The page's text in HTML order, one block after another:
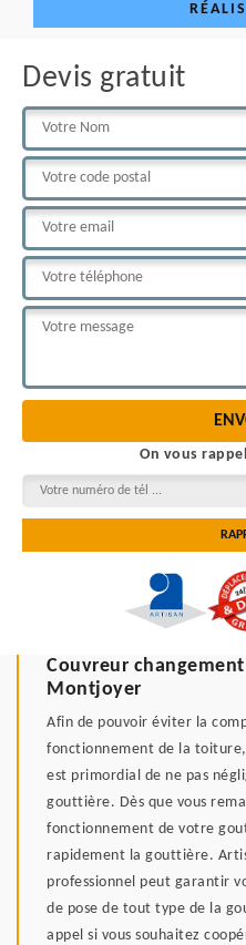
Devis gratuit
On vous
Couvreur
Montjoyer
Afin de pouvoir éviter la
fonctionnement de la
est primordial de ne pas
gouttière. Dès que vous
fonctionnement de votre
rapidement la gouttière.
professionnel peut garantir
de pose de tout type de la
appel si vous souhaitez